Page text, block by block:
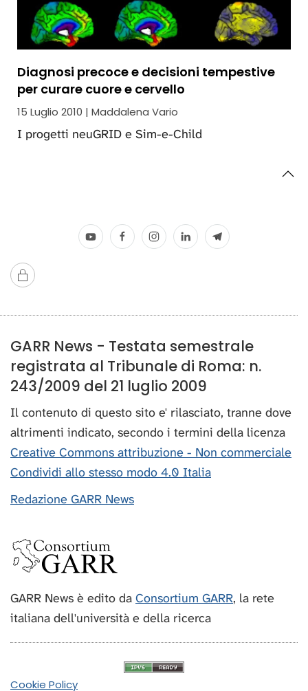
Diagnosi precoce e decisioni tempestive
per curare cuore e cervello
15 Luglio 2010 | Maddalena Vario
I progetti neuGRID e Sim-e-Child
GARR News - Testata semestrale
registrata al Tribunale di Roma: n.
243/2009 del 21 luglio 2009
Il contenuto di questo sito e' rilasciato, tranne dove
altrimenti indicato, secondo i termini della licenza
Creative Commons attribuzione - Non commerciale
Condividi allo stesso modo 4.0 Italia
Redazione GARR News
GARR News è edito da Consortium GARR, la rete
italiana dell'università e della ricerca
Cookie Policy